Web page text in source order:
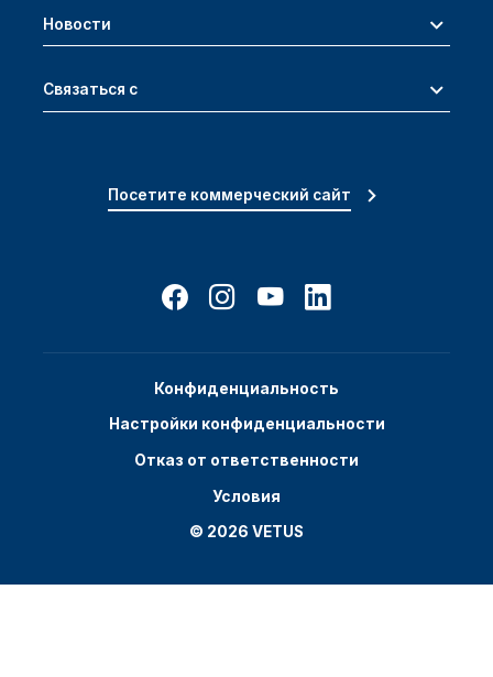
Новости
Связаться с
Посетите коммерческий сайт
Конфиденциальность
Настройки конфиденциальности
Отказ от ответственности
Условия
© 2026 VETUS